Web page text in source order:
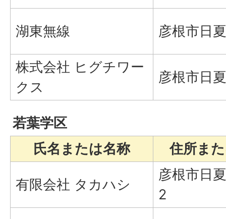
湖東無線 彦根市日
株式会社 ヒグチワー
クス
彦根市日
若葉学区
氏名または名称
住所ま
有限会社 タカハシ
彦根市日
2